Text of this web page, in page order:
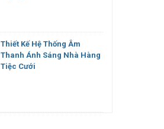
Thiết Kế Hệ Thống Âm
Thanh Ánh Sáng Nhà Hàng
Tiệc Cưới